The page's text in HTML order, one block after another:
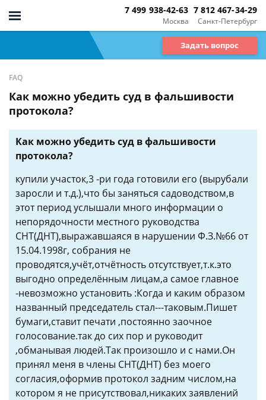
Москва
7 499 938-42-63
Санкт-Петербург
7 812 467-34-29
Задать вопрос
FAQ
Как можно убедить суд в фальшивости
протокола?
Как можно убедить суд в фальшивости
протокола?
купили участок,3 -ри года готовили его (вырубали
заросли и т.д.),что бы заняться садоводством,в
этот период услышали много информации о
непорядочности местного руководства
СНТ(ДНТ),выражавшаяся в нарушении Ф.З.№66 от
15.04.1998г, собрания не
проводятся,учёт,отчётность отсутствует,т.к.это
выгодно определённым лицам,а самое главное
-невозможно установить :Когда и каким образом
названный председатель стал---таковым.Пишет
бумаги,ставит печати ,постоянно заочное
голосование.так до сих пор и руководит
,обманывая людей.Так произошло и с нами.Он
принял меня в члены СНТ(ДНТ) без моего
согласия,оформив протокол задним числом,на
котором я не присутствовал,никаких заявлений